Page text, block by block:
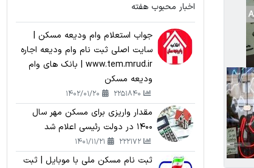
اخبار محبوب هفته
جواب استعلام وام ودیعه مسکن |
سایت اصلی ثبت نام وام ودیعه اجاره
www.tem.mrud.ir | بانک های وام
ودیعه مسکن
مقدار واریزی برای مسکن مهر سال
1400 در دولت رئیسی اعلام شد
222172
ثبت نام مسکن ملی با موبایل | ثبت